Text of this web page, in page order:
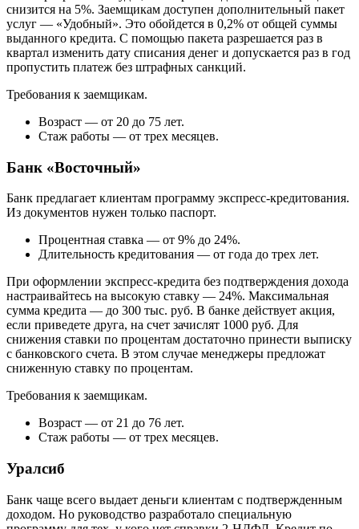
снизится на 5%. Заемщикам доступен дополнительный пакет
услуг — «Удобный». Это обойдется в 0,2% от общей суммы
выданного кредита. С помощью пакета разрешается раз в
квартал изменить дату списания денег и допускается раз в год
пропустить платеж без штрафных санкций.
Требования к заемщикам.
Возраст — от 20 до 75 лет.
Стаж работы — от трех месяцев.
Банк «Восточный»
Банк предлагает клиентам программу экспресс-кредитования.
Из документов нужен только паспорт.
Процентная ставка — от 9% до 24%.
Длительность кредитования — от года до трех лет.
При оформлении экспресс-кредита без подтверждения дохода
настраивайтесь на высокую ставку — 24%. Максимальная
сумма кредита — до 300 тыс. руб. В банке действует акция,
если приведете друга, на счет зачислят 1000 руб. Для
снижения ставки по процентам достаточно принести выписку
с банковского счета. В этом случае менеджеры предложат
сниженную ставку по процентам.
Требования к заемщикам.
Возраст — от 21 до 76 лет.
Стаж работы — от трех месяцев.
Уралсиб
Банк чаще всего выдает деньги клиентам с подтвержденным
доходом. Но руководство разработало специальную